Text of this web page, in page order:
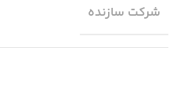
شرکت سازنده